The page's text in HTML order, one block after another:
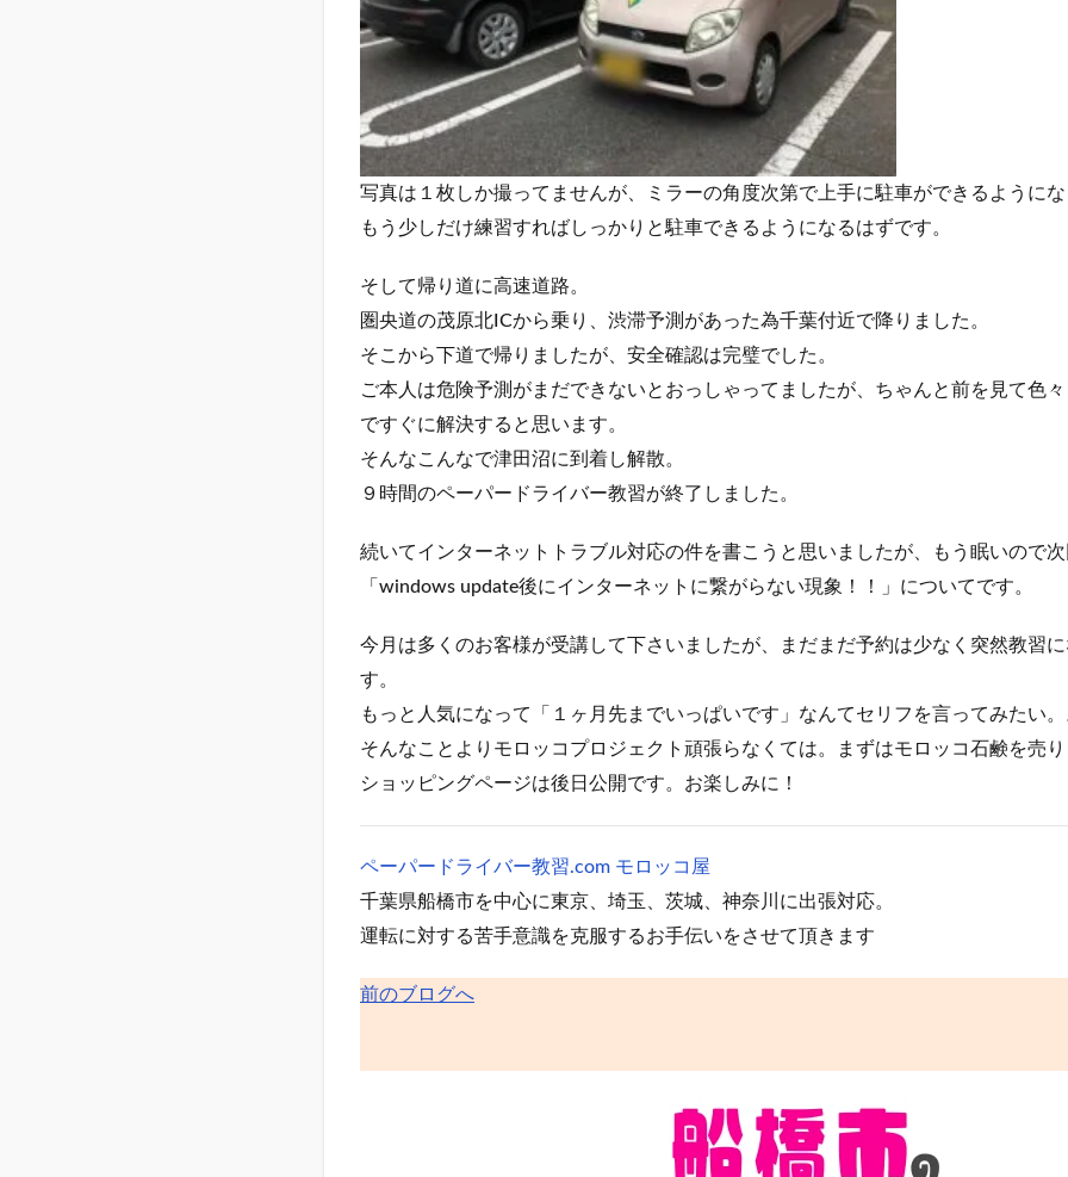
写真は１枚しか撮ってませんが、ミラーの角度次第で上手に駐車ができるように
もう少しだけ練習すればしっかりと駐車できるようになるはずです。
そして帰り道に高速道路。
圏央道の茂原北ICから乗り、渋滞予測があった為千葉付近で降りました。
そこから下道で帰りましたが、安全確認は完璧でした。
ご本人は危険予測がまだできないとおっしゃってましたが、ちゃんと前を見て色
ですぐに解決すると思います。
そんなこんなで津田沼に到着し解散。
９時間のペーパードライバー教習が終了しました。
続いてインターネットトラブル対応の件を書こうと思いましたが、もう眠いので
「windows update後にインターネットに繋がらない現象！！」についてです。
今月は多くのお客様が受講して下さいましたが、まだまだ予約は少なく突然教習
す。
もっと人気になって「１ヶ月先までいっぱいです」なんてセリフを言ってみたい
そんなことよりモロッコプロジェクト頑張らなくては。まずはモロッコ石鹸を売
ショッピングページは後日公開です。お楽しみに！
ペーパードライバー教習.com モロッコ屋
千葉県船橋市を中心に東京、埼玉、茨城、神奈川に出張対応。
運転に対する苦手意識を克服するお手伝いをさせて頂きます
前のブログへ